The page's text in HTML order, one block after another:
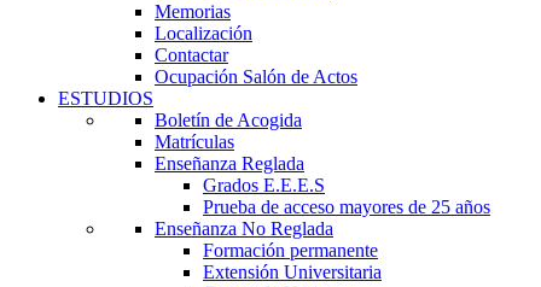
Memorias
Localización
Contactar
Ocupación Salón de Actos
ESTUDIOS
Boletín de Acogida
Matrículas
Enseñanza Reglada
Grados E.E.E.S
Prueba de acceso mayores de 25 años
Enseñanza No Reglada
Formación permanente
Extensión Universitaria